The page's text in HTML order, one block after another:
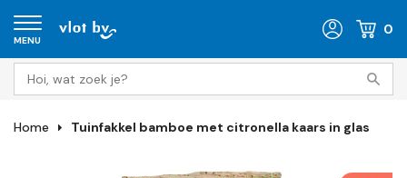
MENU
0
Home Tuinfakkel bamboe met citronella kaars in glas